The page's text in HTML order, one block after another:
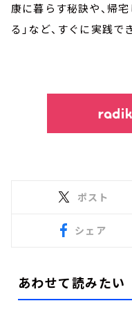
康に暮らす秘訣や、帰
る」など、すぐに実践
ポスト
シェア
あわせて読みたい